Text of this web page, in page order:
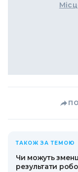
ТАКОЖ ЗА ТЕМОЮ
Чи можуть
результати